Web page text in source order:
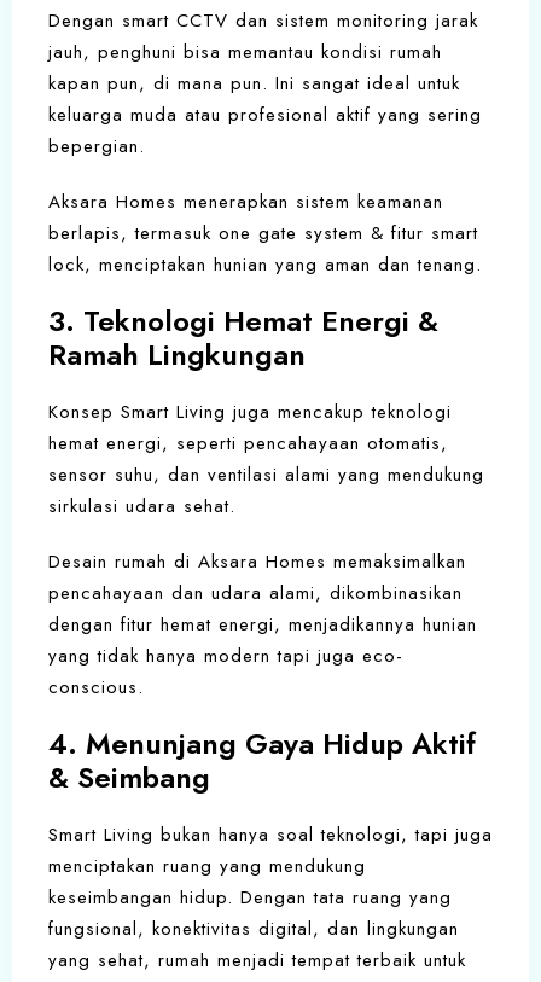
Dengan smart CCTV dan sistem monitoring jarak
jauh, penghuni bisa memantau kondisi rumah
kapan pun, di mana pun. Ini sangat ideal untuk
keluarga muda atau profesional aktif yang sering
bepergian.
Aksara Homes menerapkan sistem keamanan
berlapis, termasuk one gate system & fitur smart
lock, menciptakan hunian yang aman dan tenang.
3. Teknologi Hemat Energi &
Ramah Lingkungan
Konsep Smart Living juga mencakup teknologi
hemat energi, seperti pencahayaan otomatis,
sensor suhu, dan ventilasi alami yang mendukung
sirkulasi udara sehat.
Desain rumah di Aksara Homes memaksimalkan
pencahayaan dan udara alami, dikombinasikan
dengan fitur hemat energi, menjadikannya hunian
yang tidak hanya modern tapi juga eco-
conscious.
4. Menunjang Gaya Hidup Aktif
& Seimbang
Smart Living bukan hanya soal teknologi, tapi juga
menciptakan ruang yang mendukung
keseimbangan hidup. Dengan tata ruang yang
fungsional, konektivitas digital, dan lingkungan
yang sehat, rumah menjadi tempat terbaik untuk